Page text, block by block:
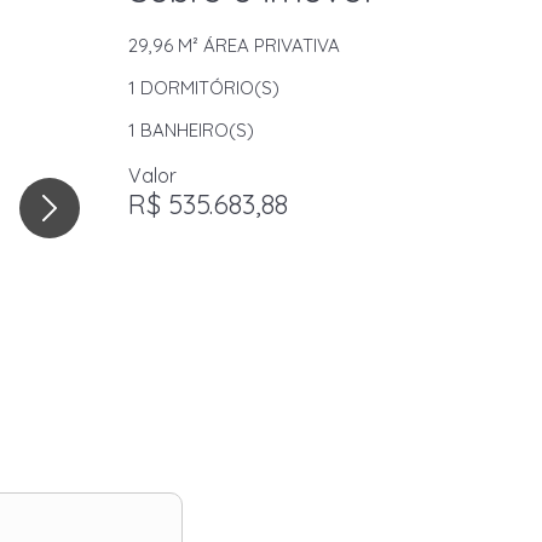
29,96 M² ÁREA PRIVATIVA
1 DORMITÓRIO(S)
1 BANHEIRO(S)
Valor
R$ 535.683,88